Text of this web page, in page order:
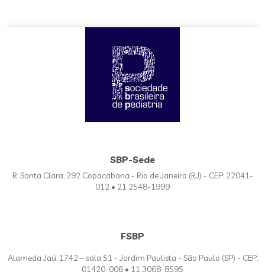
SBP-Sede
R. Santa Clara, 292 Copacabana - Rio de Janeiro (RJ) - CEP: 22041-
012 • 21 2548-1999
FSBP
Alameda Jaú, 1742 – sala 51 - Jardim Paulista - São Paulo (SP) - CEP:
01420-006 • 11 3068-8595